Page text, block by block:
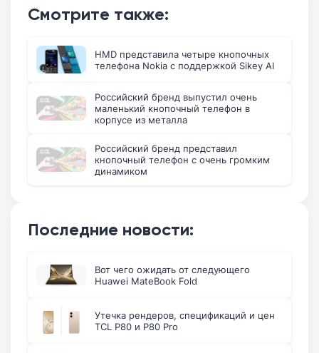
Смотрите также:
HMD представила четыре кнопочных
телефона Nokia с поддержкой Sikey AI
Российский бренд выпустил очень
маленький кнопочный телефон в
корпусе из металла
Российский бренд представил
кнопочный телефон с очень громким
динамиком
Последние новости:
Вот чего ожидать от следующего
Huawei MateBook Fold
Утечка рендеров, спецификаций и цен
TCL P80 и P80 Pro